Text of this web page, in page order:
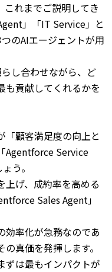
れまでご説明してき
」「IT Service」と
のAIエージェントが用
し合わせながら、ど
も貢献してくれるかを
「顧客満足度の向上と
Agentforce Service
う。
上げ、成約率を高める
Sales Agent」
効率化が急務なのであ
真価を発揮します。
ずは最もインパクトが